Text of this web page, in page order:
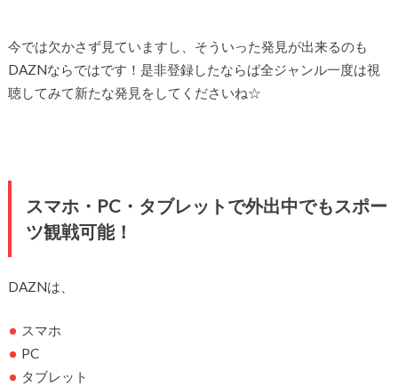
今では欠かさず見ていますし、そういった発見が出来るのも
DAZNならではです！是非登録したならば全ジャンル一度は視
聴してみて新たな発見をしてくださいね☆
スマホ・PC・タブレットで外出中でもスポー
ツ観戦可能！
DAZNは、
スマホ
PC
タブレット